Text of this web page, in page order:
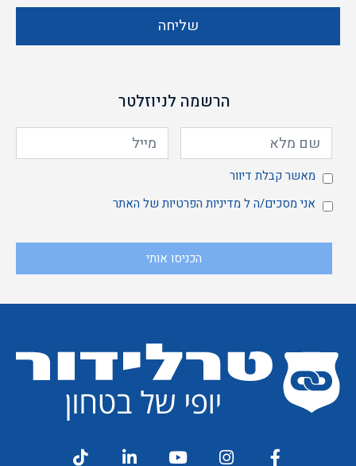
שליחה
הרשמה לניוזלטר
מאשר
קבלת
מאשר קבלת דיוור
אני
אני מסכים/ה ל מדיניות הפרטיות של האתר
הכניסו אותי